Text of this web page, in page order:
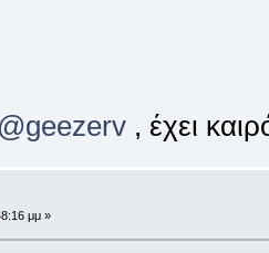
@geezerv, έχει
μμ »